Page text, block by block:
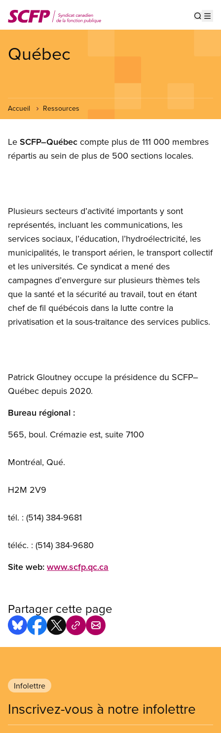
au
contenu
Québec
Accueil Ressources
Le SCFP–Québec compte plus de 111 000 membres
répartis au sein de plus de 500 sections locales.
Plusieurs secteurs d’activité importants y sont
représentés, incluant les communications, les
services sociaux, l’éducation, l’hydroélectricité, les
municipalités, le transport aérien, le transport collectif
et les universités. Ce syndicat a mené des
campagnes d’envergure sur plusieurs thèmes tels
que la santé et la sécurité au travail, tout en étant
chef de fil québécois dans la lutte contre la
privatisation et la sous-traitance des services publics.
Patrick Gloutney occupe la présidence du SCFP–
Québec depuis 2020.​
Bureau régional :
565, boul. Crémazie est, suite 7100
Montréal, Qué.
H2M 2V9
tél. : (514) 384-9681
téléc. : (514) 384-9680
Site web: www.scfp.qc.ca
Partager cette page
Infolettre
Inscrivez-vous à notre infolettre